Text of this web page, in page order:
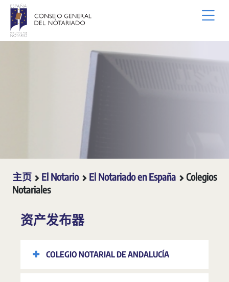
跳转到主内容
主页 El Notario El Notariado en España
Colegios
Notariales
资产发布器
COLEGIO NOTARIAL DE ANDALUCÍA